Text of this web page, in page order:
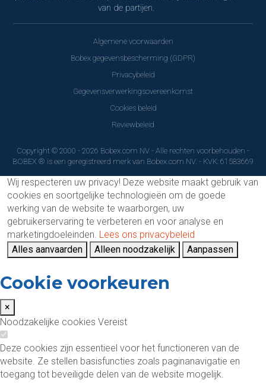
van de partijen.
Algemene voorwaarden
Bobex gegevensbescherming (GDPR)
Privacybeleid
Gegevensverwerkingsovereenkomst
Cookies beleid
Reviewbeleid
Copyright © 2000 - 2026 Bobex.com NV - Alle rechten voorbehouden -
BOBEX ® is een geregistreerd merk van Bobex.com NV. - KVK: 61583669
Wij respecteren uw privacy! Deze website maakt gebruik van
cookies en soortgelijke technologieën om de goede
werking van de website te waarborgen, uw
gebruikerservaring te verbeteren en voor analyse en
marketingdoeleinden. Lees ons privacybeleid
Alles aanvaarden
Alleen noodzakelijk Aanpassen
Cookie voorkeuren
×
Noodzakelijke cookies Vereist
Deze cookies zijn essentieel voor het functioneren van de
website. Ze stellen basisfuncties zoals paginanavigatie en
toegang tot beveiligde delen van de website mogelijk.